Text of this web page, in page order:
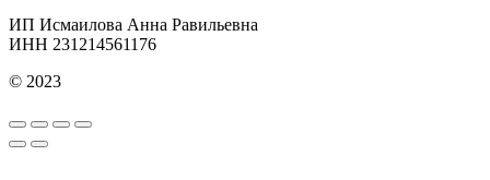
ИП Исмаилова Анна Равильевна
ИНН 231214561176
© 2023